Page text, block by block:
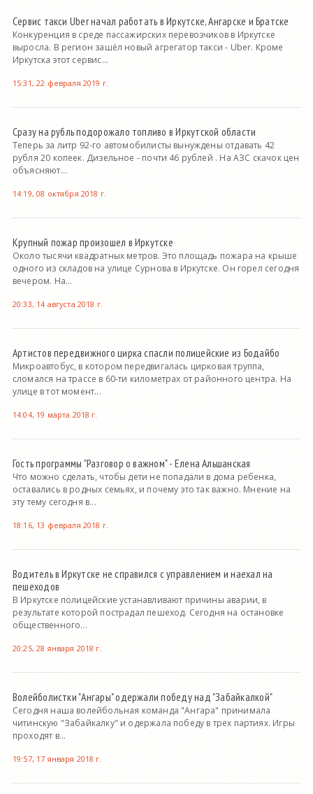
Сервис такси Uber начал работать в Иркутске, Ангарске и Братске
Конкуренция в среде пассажирских перевозчиков в Иркутске
выросла. В регион зашёл новый агрегатор такси - Uber. Кроме
Иркутска этот сервис...
15:31, 22 февраля 2019 г.
Сразу на рубль подорожало топливо в Иркутской области
Теперь за литр 92-го автомобилисты вынуждены отдавать 42
рубля 20 копеек. Дизельное - почти 46 рублей . На АЗС скачок цен
объясняют...
14:19, 08 октября 2018 г.
Крупный пожар произошел в Иркутске
Около тысячи квадратных метров. Это площадь пожара на крыше
одного из складов на улице Сурнова в Иркутске. Он горел сегодня
вечером. На...
20:33, 14 августа 2018 г.
Артистов передвижного цирка спасли полицейские из Бодайбо
Микроавтобус, в котором передвигалась цирковая труппа,
сломался на трассе в 60-ти километрах от районного центра. На
улице в тот момент...
14:04, 19 марта 2018 г.
Гость программы "Разговор о важном" - Елена Альшанская
Что можно сделать, чтобы дети не попадали в дома ребенка,
оставались в родных семьях, и почему это так важно. Мнение на
эту тему сегодня в...
18:16, 13 февраля 2018 г.
Водитель в Иркутске не справился с управлением и наехал на
пешеходов
В Иркутске полицейские устанавливают причины аварии, в
результате которой пострадал пешеход. Сегодня на остановке
общественного...
20:25, 28 января 2018 г.
Волейболистки "Ангары" одержали победу над "Забайкалкой"
Сегодня наша волейбольная команда "Ангара" принимала
читинскую "Забайкалку" и одержала победу в трех партиях. Игры
проходят в...
19:57, 17 января 2018 г.